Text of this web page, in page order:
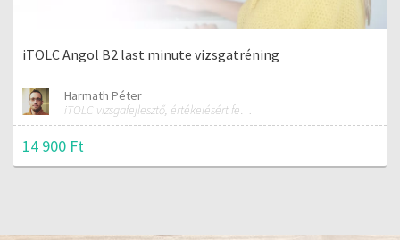
iTOLC Angol B2 last minute vizsgatréning
Harmath Péter
iTOLC vizsgafejlesztő, értékelésért felelős szakmai vezető
14 900 Ft